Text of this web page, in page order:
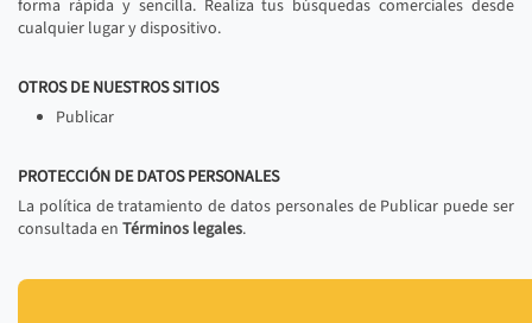
forma rápida y sencilla. Realiza tus búsquedas comerciales desde
cualquier lugar y dispositivo.
OTROS DE NUESTROS SITIOS
Publicar
PROTECCIÓN DE DATOS PERSONALES
La política de tratamiento de datos personales de Publicar puede ser
consultada en Términos legales.